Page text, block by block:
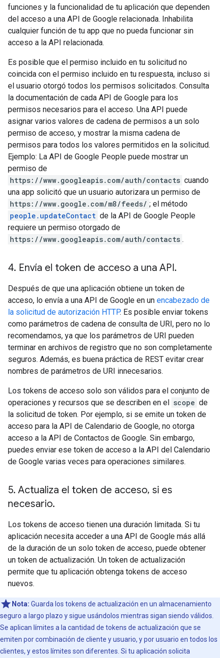
funciones y la funcionalidad de tu aplicación que dependen
del acceso a una API de Google relacionada. Inhabilita
cualquier función de tu app que no pueda funcionar sin
acceso a la API relacionada.
Es posible que el permiso incluido en tu solicitud no
coincida con el permiso incluido en tu respuesta, incluso si
el usuario otorgó todos los permisos solicitados. Consulta
la documentación de cada API de Google para los
permisos necesarios para el acceso. Una API puede
asignar varios valores de cadena de permisos a un solo
permiso de acceso, y mostrar la misma cadena de
permisos para todos los valores permitidos en la solicitud.
Ejemplo: La API de Google People puede mostrar un
permiso de
https://www.googleapis.com/auth/contacts cuando
una app solicitó que un usuario autorizara un permiso de
https://www.google.com/m8/feeds/ ; el método
people.updateContact de la API de Google People
requiere un permiso otorgado de
https://www.googleapis.com/auth/contacts .
4. Envía el token de acceso a una API.
Después de que una aplicación obtiene un token de
acceso, lo envía a una API de Google en un encabezado de
la solicitud de autorización HTTP. Es posible enviar tokens
como parámetros de cadena de consulta de URI, pero no lo
recomendamos, ya que los parámetros de URI pueden
terminar en archivos de registro que no son completamente
seguros. Además, es buena práctica de REST evitar crear
nombres de parámetros de URI innecesarios.
Los tokens de acceso solo son válidos para el conjunto de
operaciones y recursos que se describen en el scope de
la solicitud de token. Por ejemplo, si se emite un token de
acceso para la API de Calendario de Google, no otorga
acceso a la API de Contactos de Google. Sin embargo,
puedes enviar ese token de acceso a la API del Calendario
de Google varias veces para operaciones similares.
5. Actualiza el token de acceso, si es
necesario.
Los tokens de acceso tienen una duración limitada. Si tu
aplicación necesita acceder a una API de Google más allá
de la duración de un solo token de acceso, puede obtener
un token de actualización. Un token de actualización
permite que tu aplicación obtenga tokens de acceso
nuevos.
Nota: Guarda los tokens de actualización en un almacenamiento
seguro a largo plazo y sigue usándolos mientras sigan siendo válidos.
Se aplican límites a la cantidad de tokens de actualización que se
emiten por combinación de cliente y usuario, y por usuario en todos los
clientes, y estos límites son diferentes. Si tu aplicación solicita